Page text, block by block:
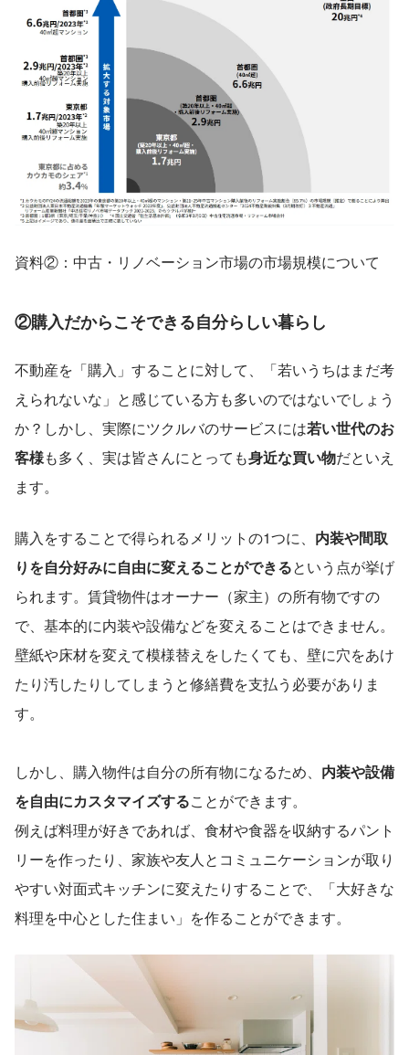
資料②：中古・リノベーション市場の市場規模について
②購入だからこそできる自分らしい暮らし
不動産を「購入」することに対して、「若いうちはまだ考
えられないな」と感じている方も多いのではないでしょう
か？しかし、実際にツクルバのサービスには若い世代のお
客様も多く、実は皆さんにとっても身近な買い物だといえ
ます。
購入をすることで得られるメリットの1つに、 内装や間取
りを自分好みに自由に変えることができるという点が挙げ
られます。賃貸物件はオーナー（家主）の所有物ですの
で、基本的に内装や設備などを変えることはできません。
壁紙や床材を変えて模様替えをしたくても、壁に穴をあけ
たり汚したりしてしまうと修繕費を支払う必要がありま
す。
しかし、購入物件は自分の所有物になるため、 内装や設備
を自由にカスタマイズすることができます。
例えば料理が好きであれば、食材や食器を収納するパント
リーを作ったり、家族や友人とコミュニケーションが取り
やすい対面式キッチンに変えたりすることで、「大好きな
料理を中心とした住まい」を作ることができます。